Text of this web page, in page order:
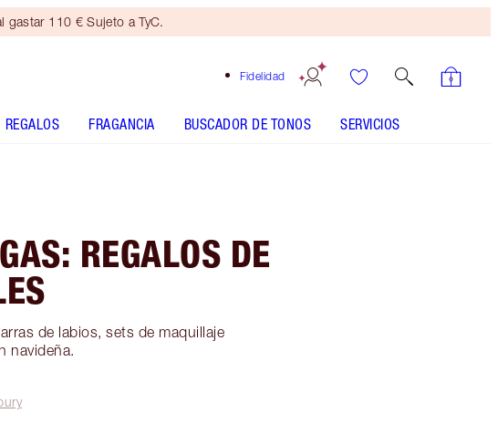
gastar 110 € Sujeto a TyC.
Fidelidad
REGALOS FRAGANCIA BUSCADOR DE TONOS SERVICIOS
REGALOS DE
de labios, sets de maquillaje
navideña.